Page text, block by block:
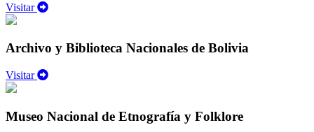
Visitar
Archivo y Biblioteca Nacionales de Bolivia
Visitar
Museo Nacional de Etnografía y Folklore